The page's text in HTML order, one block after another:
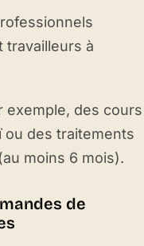
travailleurs à
exemple, des cours
ou des traitements
moins 6 mois).
de